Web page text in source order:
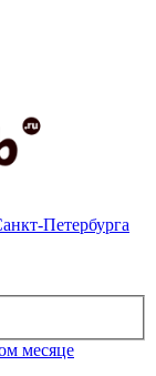
Петербурга
месяце